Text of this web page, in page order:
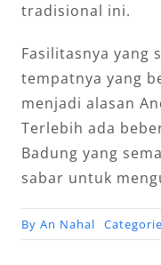
tradisional ini.
Fasilitasnya yang
tempatnya yang
menjadi alasan
Terlebih ada
Badung yang
sabar untuk
By An Nahal